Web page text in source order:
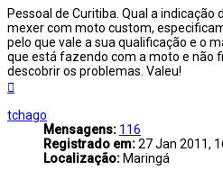
Pessoal de Curitiba. Qual a
mexer com moto custom,
pelo que vale a sua qualificação e o
que está fazendo com a moto e não
descobrir os problemas. Valeu!
topo
tchago
Mensagens: 116
Registrado em:27 Jan 2011,
Localização: Maringá